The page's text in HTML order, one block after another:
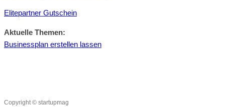
Elitepartner Gutschein
Aktuelle Themen:
Businessplan erstellen lassen
Copyright © startupmag